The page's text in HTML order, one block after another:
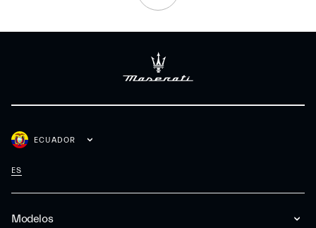
Modelos
ECUADOR
ES